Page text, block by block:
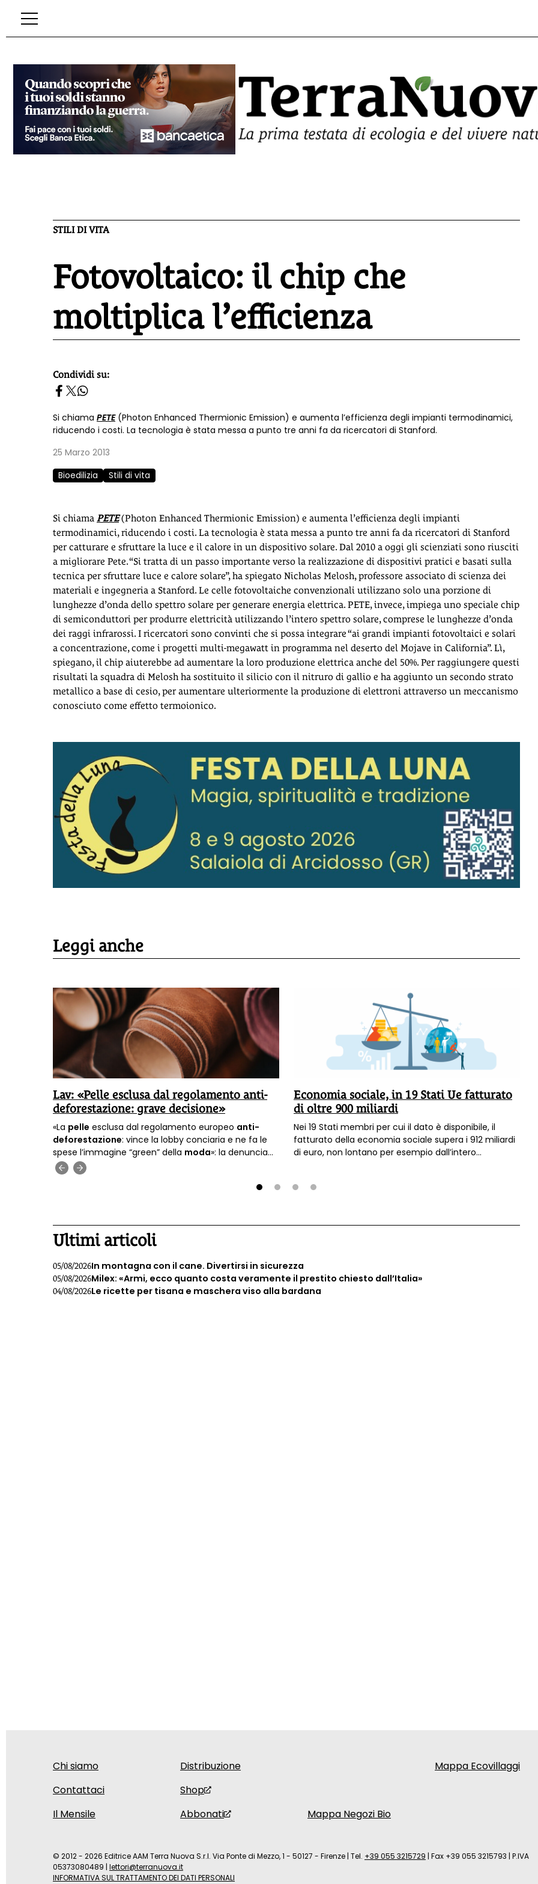
STILI DI VITA
Fotovoltaico: il chip che
moltiplica l’efficienza
homepage h2
Condividi su:
Si chiama PETE(Photon Enhanced Thermionic Emission) e aumenta l’efficienza degli impianti termodinamici,
riducendo i costi. La tecnologia è stata messa a punto tre anni fa da ricercatori di Stanford.
25 Marzo 2013
Bioedilizia
Stili di vita
Si chiama PETE(Photon Enhanced Thermionic Emission) e aumenta l’efficienza degli impianti
termodinamici, riducendo i costi. La tecnologia è stata messa a punto tre anni fa da ricercatori di Stanford
per catturare e sfruttare la luce e il calore in un dispositivo solare. Dal 2010 a oggi gli scienziati sono riusciti
a migliorare Pete. “Si tratta di un passo importante verso la realizzazione di dispositivi pratici e basati sulla
tecnica per sfruttare luce e calore solare”, ha spiegato Nicholas Melosh, professore associato di scienza dei
materiali e ingegneria a Stanford. Le celle fotovoltaiche convenzionali utilizzano solo una porzione di
lunghezze d’onda dello spettro solare per generare energia elettrica. PETE, invece, impiega uno speciale chip
di semiconduttori per produrre elettricità utilizzando l’intero spettro solare, comprese le lunghezze d’onda
dei raggi infrarossi. I ricercatori sono convinti che si possa integrare “ai grandi impianti fotovoltaici e solari
a concentrazione, come i progetti multi-megawatt in programma nel deserto del Mojave in California”. Lì,
spiegano, il chip aiuterebbe ad aumentare la loro produzione elettrica anche del 50%. Per raggiungere questi
risultati la squadra di Melosh ha sostituito il silicio con il nitruro di gallio e ha aggiunto un secondo strato
metallico a base di cesio, per aumentare ulteriormente la produzione di elettroni attraverso un meccanismo
conosciuto come effetto termoionico.
Leggi anche
Lav: «Pelle esclusa dal regolamento anti-
deforestazione: grave decisione»
«La pelle esclusa dal regolamento europeo anti-
deforestazione: vince la lobby conciaria e ne fa le
spese l’immagine “green” della moda»: la denuncia
della Lav.
Economia sociale, in 19 Stati Ue fatturato
di oltre 900 miliardi
Nei 19 Stati membri per cui il dato è disponibile, il
fatturato della economia sociale supera i 912 miliardi
di euro, non lontano per esempio dall’intero
vita in Italia e in Europa, dagli asili nido, all’assistenza
Ultimi articoli
05/08/2026In montagna con il cane. Divertirsi in sicurezza
05/08/2026Milex: «Armi, ecco quanto costa veramente il prestito chiesto dall’Italia»
04/08/2026Le ricette per tisana e maschera viso alla bardana
Chi siamo
Contattaci
Il Mensile
Distribuzione
Shop
Abbonati
Mappa Negozi Bio
Mappa Ecovillaggi
© 2012 - 2026 Editrice AAM Terra Nuova S.r.l. Via Ponte di Mezzo, 1 - 50127 - Firenze | Tel. +39 055 3215729 | Fax +39 055 3215793 | P.IVA
05373080489 | lettori@terranuova.it
INFORMATIVA SUL TRATTAMENTO DEI DATI PERSONALI